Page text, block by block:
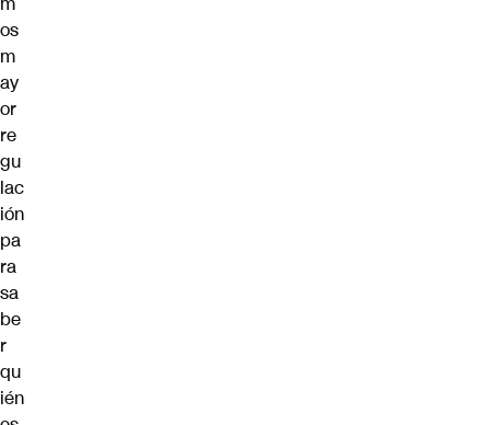
os
m
ay
or
re
gu
lac
ión
pa
ra
sa
be
r
qu
ién